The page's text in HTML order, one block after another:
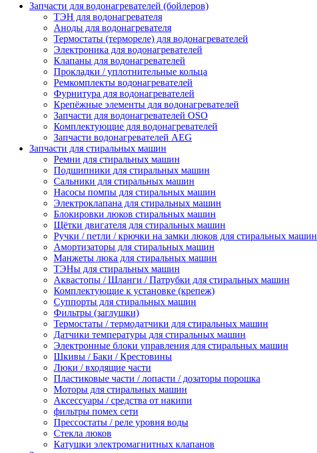
Запчасти для водонагревателей (бойлеров)
ТЭН для водонагревателя
Аноды для водонагревателя
Термостаты (термореле) для водонагревателей
Электроника для водонагревателей
Клапаны для водонагревателей
Прокладки / уплотнительные кольца
Ремкомплекты водонагревателей
Фурнитура для водонагревателей
Крепёжные элементы для водонагревателей
Запчасти для водонагревателей OSO
Комплектующие для водонагревателей
Запчасти водонагревателей AEG
Запчасти для стиральных машин
Ремни для стиральных машин
Подшипники для стиральных машин
Сальники для стиральных машин
Насосы помпы для стиральных машин
Электроклапана для стиральных машин
Блокировки люков стиральных машин
Щётки двигателя для стиральных машин
Ручки / петли / крючки на замки люков для стиральных машин
Амортизаторы для стиральных машин
Манжеты люка для стиральных машин
ТЭНы для стиральных машин
Аквастопы / Шланги / Патрубки для стиральных машин
Комплектующие к установке (крепеж)
Суппорты для стиральных машин
Фильтры (заглушки)
Термостаты / термодатчики для стиральных машин
Датчики температуры для стиральных машин
Электронные блоки управления для стиральных машин
Шкивы / Баки / Крестовины
Люки / входящие части
Пластиковые части / лопасти / дозаторы порошка
Моторы для стиральных машин
Аксессуары / средства от накипи
фильтры помех сети
Прессостаты / реле уровня воды
Стекла люков
Катушки электромагнитных клапанов